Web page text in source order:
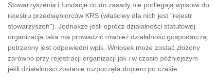
Stowarzyszenia i fundacje co do zasady nie podlegają wpisowi do
rejestru przedsiębiorców KRS (właściwy dla nich jest "rejestr
stowarzyszeń"). Jednakże jeśli oprócz działalności statutowej
organizacja taka ma prowadzić również działalnośc gospodarczą,
potrzebny jest odpowiedni wpis. Wniosek może zostać złożony
zarówno przy rejestracji organizacji jak i w czasie późniejszym
jeśli działalności zostanie rozpoczęta dopiero po czasie.